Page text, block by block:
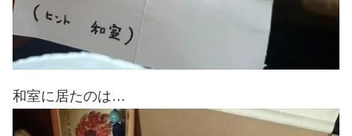
和室に居たのは…